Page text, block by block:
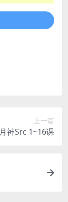
上一篇
月神Src 1~16课